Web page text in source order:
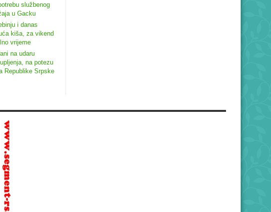
službenog
u Gacku
i danas
kiša, za vikend
vrijeme
na udaru
na potezu
Republike Srpske